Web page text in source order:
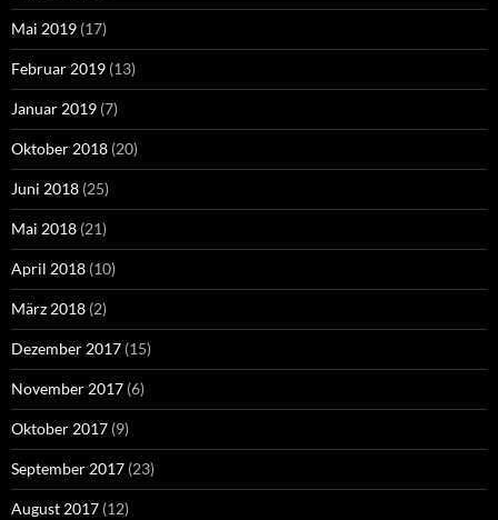
Mai 2019 (17)
Februar 2019 (13)
Januar 2019 (7)
Oktober 2018 (20)
Juni 2018 (25)
Mai 2018 (21)
April 2018 (10)
März 2018 (2)
Dezember 2017 (15)
November 2017 (6)
Oktober 2017 (9)
September 2017 (23)
August 2017 (12)